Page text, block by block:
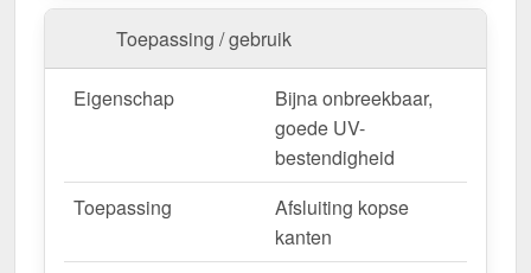
Toepassing / gebruik
Eigenschap
Bijna onbreekbaar,
goede UV-
bestendigheid
Toepassing
Afsluiting kopse
kanten